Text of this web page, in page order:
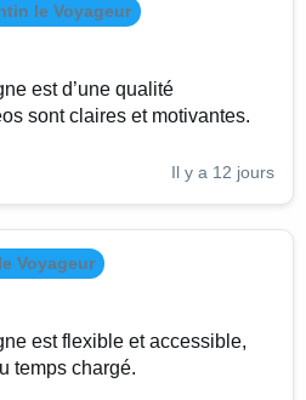
le Voyageur
est d’une qualité
sont claires et motivantes.
Il y a 12 jours
Voyageur
est flexible et accessible,
temps chargé.